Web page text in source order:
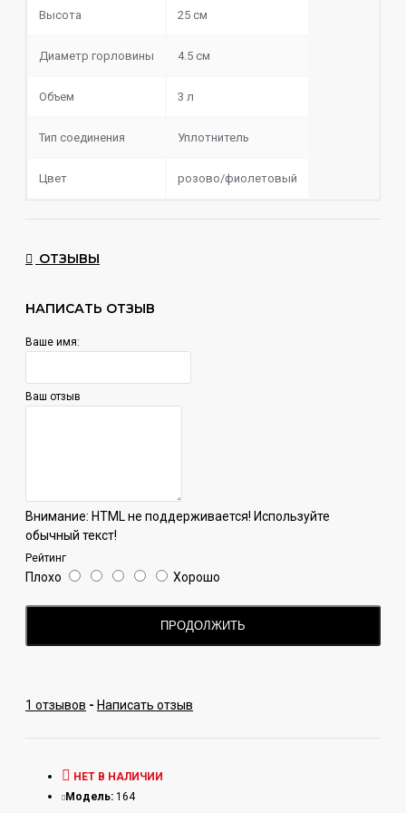
Высота – 25 см.
Высота 25 см
Диаметр горловины 4.5 см
Объем 3 л
Тип соединения Уплотнитель
Цвет розово/фиолетовый
ОТЗЫВЫ
НАПИСАТЬ ОТЗЫВ
Ваше имя:
Ваш отзыв
Внимание: HTML не поддерживается! Используйте
обычный текст!
Рейтинг
Плохо Хорошо
ПРОДОЛЖИТЬ
1 отзывов - Написать отзыв
НЕТ В НАЛИЧИИ
Модель: 164